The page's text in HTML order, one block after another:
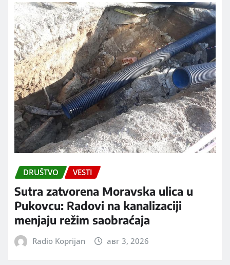
DRUŠTVO VESTI
Sutra zatvorena Moravska ulica u
Pukovcu: Radovi na kanalizaciji
menjaju režim saobraćaja
Radio Koprijan авг 3, 2026